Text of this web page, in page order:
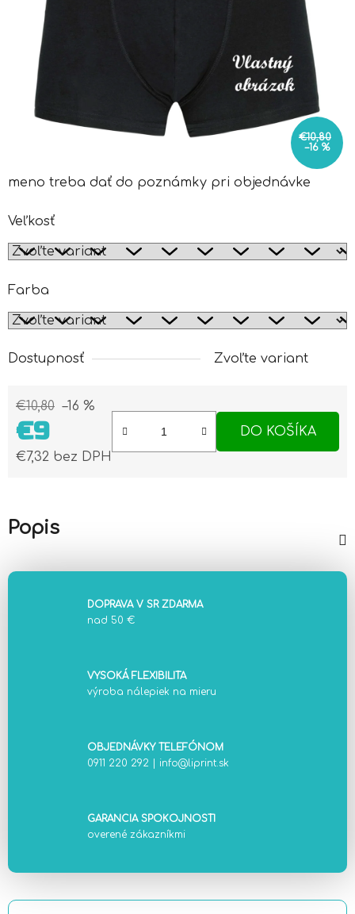
meno treba dať do poznámky pri objednávke
Veľkosť
Farba
Dostupnosť Zvoľte variant
€10,80 –16 %
€9
€7,32 bez DPH
DO KOŠÍKA
€10,80
–16 %
Popis
DOPRAVA V SR ZDARMA
nad 50 €
VYSOKÁ FLEXIBILITA
výroba nálepiek na mieru
OBJEDNÁVKY TELEFÓNOM
0911 220 292
info@liprint.sk
GARANCIA SPOKOJNOSTI
overené zákazníkmi